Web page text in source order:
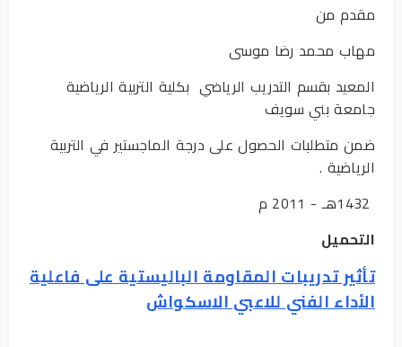
مقدم من
مهاب محمد رضا موسى
المعيد بقسم التدريب الرياضي بكلية التربية الرياضية
جامعة بني سويف
ضمن متطلبات الحصول على درجة الماجستير في التربية
الرياضية .
التحميل
تأثير تدريبات المقاومة الباليستية على فاعلية
الأداء الفني للاعبي الاسكواش